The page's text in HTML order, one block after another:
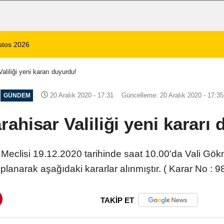
yeni kararı duyurdu!
GÜNDEM 20 Aralık 2020 - 17:31 Güncelleme: 20 Aralık 2020 - 17:35
Valiliği yeni kararı
Meclisi 19.12.2020 tarihinde saat 10.00'da Vali
aşağıdaki kararlar alınmıştır. ( Karar No :
TAKİP ET